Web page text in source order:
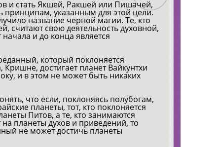
и стать Якшей, Ракшей или Пишачей,
принципам, указанным для этой цели.
название черной магии. Те, кто
считают свою деятельность духовной,
и до конца является
который поклоняется
достигает планет Вайкунтхи
и в этом не может быть никаких
что если, поклоняясь полубогам,
планеты, тот, кто поклоняется
Питов, а те, кто занимаются
планеты духов и приведений, то
не может достичь планеты
внизу, в аду. Все горят там. И они
Но рай совершенно другой. Он
кармической религии,
Шрила Прабхупада говорил две вещи.
Сваргалоки или с Брахмалоки. Потому
мудрецы с высших планет из чувства
низшие планеты проповедовать. И
ушел в рай. Вернулся в рай. И это
Вайкунха, не Голока Вриндавана. Я
в материальном мире.
поклонялся не Кришне, а Брахме,
В каждой вселенной есть
цель Христианства – рай, а
Вриндаваны. На самом деле,
зрения сознания Кришны –